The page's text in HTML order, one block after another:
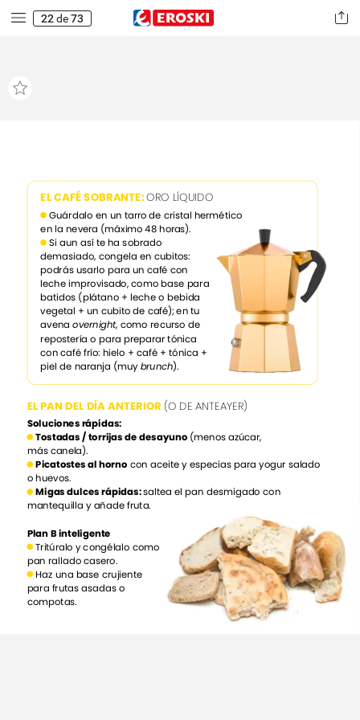
22de73
Guárdalo en un tarro de cristal hermético
enla nevera (máximo 48 horas).
Si aun así teha sobrado
demasiado, congela en cubitos:
podrásusarlo para un café con
lecheimprovisado,como base para
batidos (plátano + lecheo bebida
vegetal + un cubito de café);entu
avena overnight, como recurso de
repostería o para preparar tónica
con caféfrío: hielo + café + tónica +
piel de naranja (muy brunch).
ELCAFÉSOBRANTE:ORO LÍQUIDO
ELPAN DEL DÍAANTERIOR (O DE ANTEAYER)
Solucionesrápidas:
Tostadas/torrijas dedesayuno (menosazúcar,
más canela).
Picatostesalhorno con aceitey especiaspara yogur salado
ohuevos.
Migas dulcesrápidas:saltea el pan desmigado con
mantequilla y añadefruta.
PlanBinteligente
Tritúralo ycongélalo como
pan ralladocasero.
Haz una base crujiente
para frutasasadas o
compotas.